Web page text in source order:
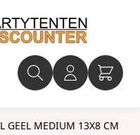
GEEL MEDIUM 13X8 CM